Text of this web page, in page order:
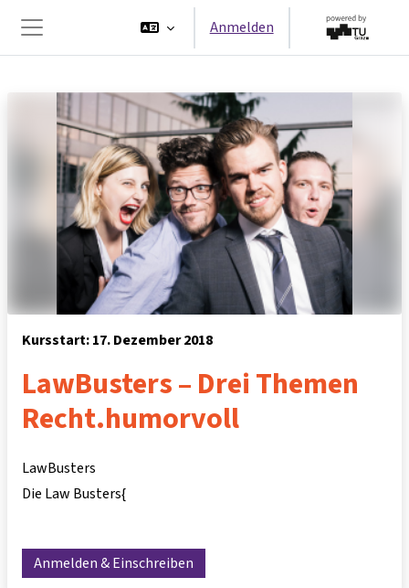
Website-Übersicht
Anmelden
Kursstart: 17. Dezember 2018
LawBusters – Drei Themen
Recht.humorvoll
LawBusters
Die Law Busters{
Anmelden & Einschreiben